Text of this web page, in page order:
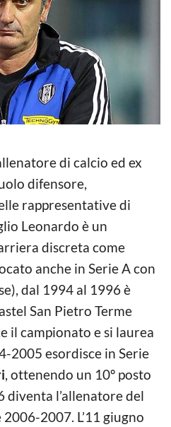
di calcio ed ex
difensore,
rappresentative di
Leonardo è un
discreta come
anche in Serie A con
dal 1994 al 1996 è
San Pietro Terme
il campionato e si laurea
2005 esordisce in Serie
, ottenendo un 10º posto
diventa l’allenatore del
2007. L’11 giugno